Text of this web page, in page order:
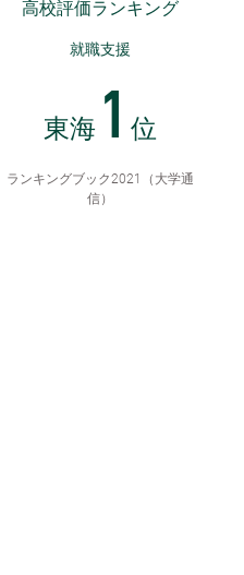
高校評価ランキング
就職支援
東海 1 位
ランキングブック2021（大学通
信）